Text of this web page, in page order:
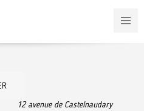
12 avenue de Castelnaudary